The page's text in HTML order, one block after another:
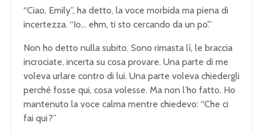
“Ciao, Emily”, ha detto, la voce morbida ma piena di
incertezza. “Io… ehm, ti sto cercando da un po’.”
Non ho detto nulla subito. Sono rimasta lì, le braccia
incrociate, incerta su cosa provare. Una parte di me
voleva urlare contro di lui. Una parte voleva chiedergli
perché fosse qui, cosa volesse. Ma non l’ho fatto. Ho
mantenuto la voce calma mentre chiedevo: “Che ci
fai qui?”